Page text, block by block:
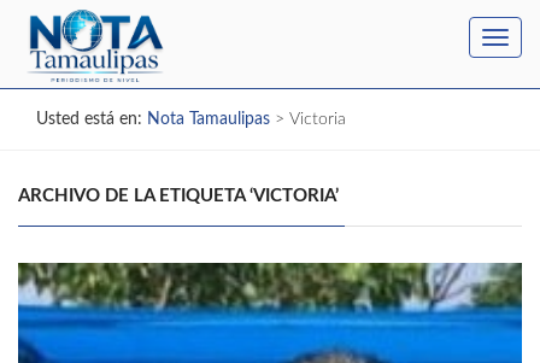
Usted está en: Nota Tamaulipas > Victoria
ARCHIVO DE LA ETIQUETA ‘VICTORIA’